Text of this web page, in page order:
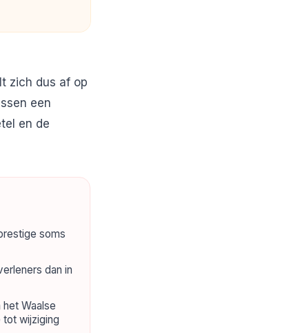
zich dus af op
een
en de
soms
dan in
Waalse
wijziging